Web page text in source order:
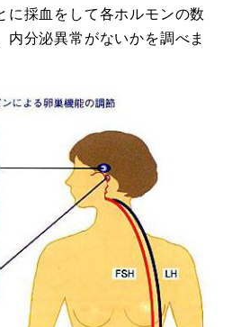
に採血をして各ホルモンの数
分泌異常がないかを調べま